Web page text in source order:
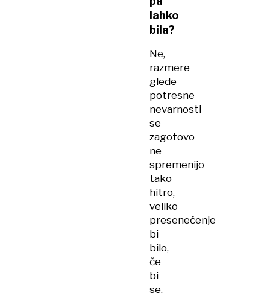
lahko
bila?
Ne,
razmere
glede
potresne
nevarnosti
se
zagotovo
ne
spremenijo
tako
hitro,
veliko
presenečenje
bi
bilo,
če
bi
se.